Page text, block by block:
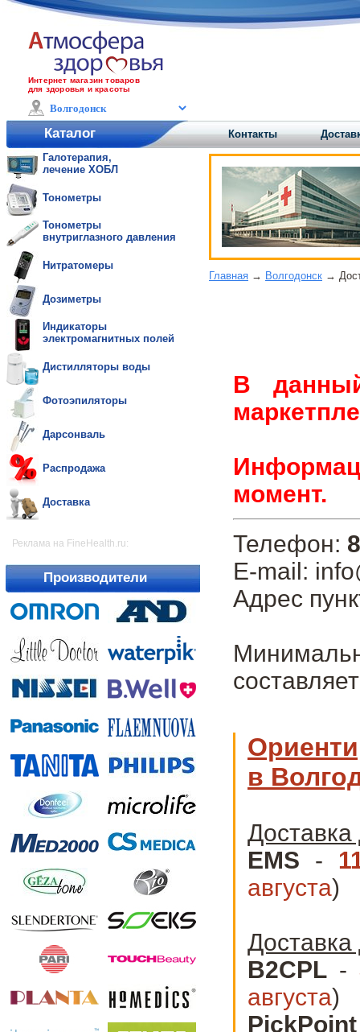
Интернет магазин товаров
для здоровья и красоты
Каталог Контакты
Галотерапия,
лечение ХОБЛ
Тонометры
Тонометры
внутриглазного давления
Нитратомеры
Дозиметры
Индикаторы
электромагнитных полей
Дистилляторы воды
Фотоэпиляторы
Дарсонваль
Распродажа
Доставка
Реклама на FineHealth.ru:
Производители
Главная → Волгодонск →
В
момент.
Телефон:
E-mail:
Адрес
в
Доставка
EMS -
августа)
Доставка
B2CPL -
августа)
PickPoint